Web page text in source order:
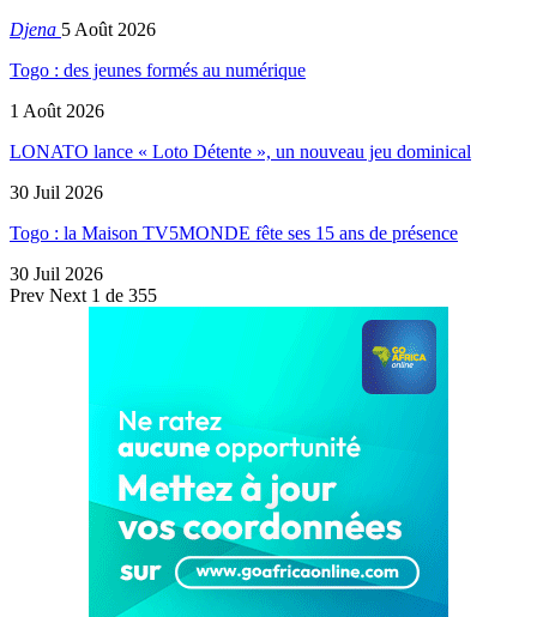
Djena 5 Août 2026
Togo : des jeunes formés au numérique
1 Août 2026
LONATO lance « Loto Détente », un nouveau jeu dominical
30 Juil 2026
Togo : la Maison TV5MONDE fête ses 15 ans de présence
30 Juil 2026
Prev Next 1 de 355